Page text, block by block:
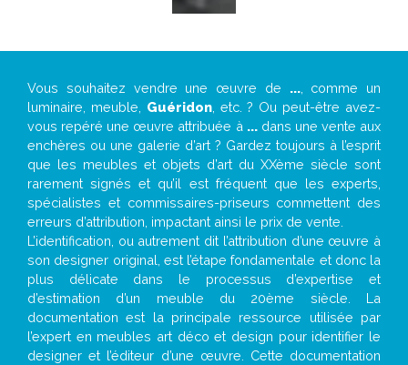
Vous souhaitez vendre une œuvre de ..., comme un
luminaire, meuble, Guéridon, etc. ? Ou peut-être avez-
vous repéré une œuvre attribuée à ...dans une vente aux
enchères ou une galerie d’art ? Gardez toujours à l’esprit
que les meubles et objets d’art du XXème siècle sont
rarement signés et qu’il est fréquent que les experts,
spécialistes et commissaires-priseurs commettent des
erreurs d’attribution, impactant ainsi le prix de vente.
L’identification, ou autrement dit l’attribution d’une œuvre à
son designer original, est l’étape fondamentale et donc la
plus délicate dans le processus d’expertise et
d’estimation d’un meuble du 20ème siècle. La
documentation est la principale ressource utilisée par
l’expert en meubles art déco et design pour identifier le
designer et l’éditeur d’une œuvre. Cette documentation